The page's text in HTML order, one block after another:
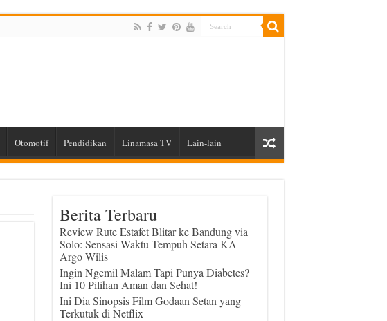
Otomotif Pendidikan Linamasa TV Lain-lain
Berita Terbaru
Review Rute Estafet Blitar ke Bandung via
Solo: Sensasi Waktu Tempuh Setara KA
Argo Wilis
Ingin Ngemil Malam Tapi Punya Diabetes?
Ini 10 Pilihan Aman dan Sehat!
Ini Dia Sinopsis Film Godaan Setan yang
Terkutuk di Netflix